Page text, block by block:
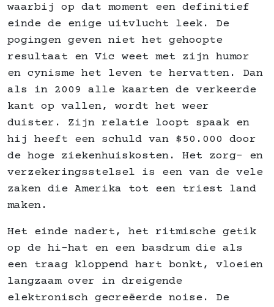
waarbij op dat moment een definitief
einde de enige uitvlucht leek. De
pogingen geven niet het gehoopte
resultaat en Vic weet met zijn humor
en cynisme het leven te hervatten. Dan
als in 2009 alle kaarten de verkeerde
kant op vallen, wordt het weer
duister. Zijn relatie loopt spaak en
hij heeft een schuld van $50.000 door
de hoge ziekenhuiskosten. Het zorg- en
verzekeringsstelsel is een van de vele
zaken die Amerika tot een triest land
maken.
Het einde nadert, het ritmische getik
op de hi-hat en een basdrum die als
een traag kloppend hart bonkt, vloeien
langzaam over in dreigende
elektronisch gecreëerde noise. De